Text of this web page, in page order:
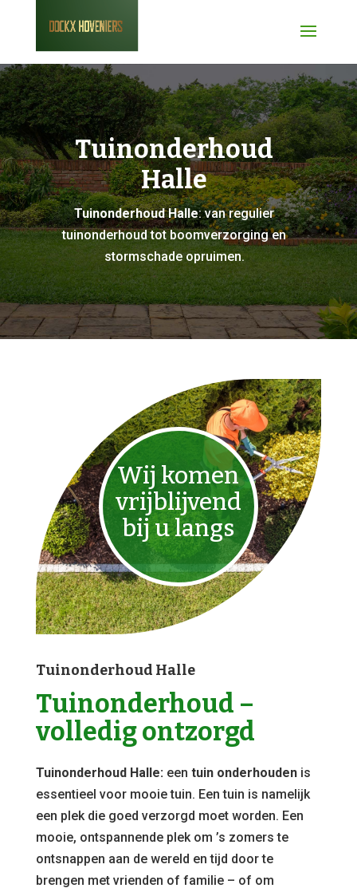
Tuinonderhoud
Halle
Tuinonderhoud Halle: van regulier
tuinonderhoud tot boomverzorging en
stormschade opruimen.
Wij komen
vrijblijvend
bij u langs
Tuinonderhoud Halle
Tuinonderhoud –
volledig ontzorgd
Tuinonderhoud Halle: een tuin onderhoudenis
essentieel voor mooie tuin. Een tuin is namelijk
een plek die goed verzorgd moet worden. Een
mooie, ontspannende plek om ’s zomers te
ontsnappen aan de wereld en tijd door te
brengen met vrienden of familie – of om